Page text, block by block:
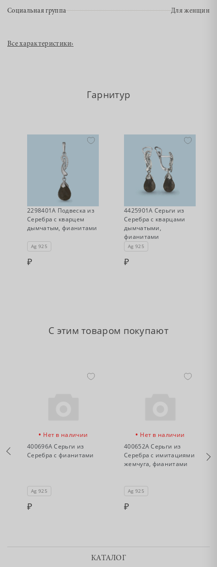
Социальная группа Для женщин
Все характеристики›
Гарнитур
Нет в наличии
2298401А Подвеска из
Серебра с кварцем
дымчатым, фианитами
Ag 925
4425901А Серьги из
Серебра с кварцами
дымчатыми,
фианитами
Ag 925
С этим товаром покупают
• Нет в наличии
400696А Серьги из
Серебра с фианитами
Ag 925
• Нет в наличии
400652А Серьги из
Серебра с имитациями
жемчуга, фианитами
Ag 925
КАТАЛОГ